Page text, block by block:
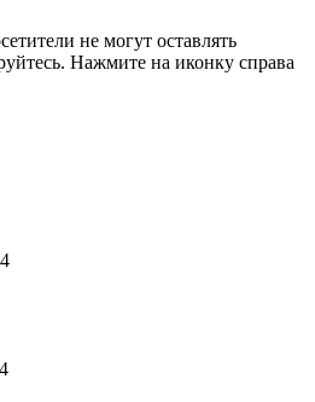
не могут оставлять
Нажмите на иконку справа